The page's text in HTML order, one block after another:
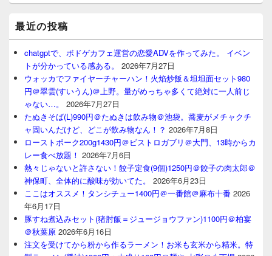
最近の投稿
chatgptで、ボドゲカフェ運営の恋愛ADVを作ってみた。 イベン
トが分かっている感ある。
2026年7月27日
ウォッカでファイヤーチャーハン！火焰炒飯＆坦坦面セット980
円＠翠雲(すいうん)＠上野。量がめっちゃ多くて絶対に一人前じ
ゃない…。
2026年7月27日
たぬきそば(L)990円＠たぬきは飲み物＠池袋。蕎麦がメチャクチ
ャ固いんだけど、どこが飲み物なん！？ 2026年7月8日
ローストポーク200g1430円＠ビストロガブリ＠大門、13時からカ
レー食べ放題！ 2026年7月6日
熱々じゃないと許さない！餃子定食(9個)1250円＠餃子の肉太郎＠
神保町、全体的に酸味が効いてた。
2026年6月23日
ここはオススメ！タンシチュー1400円＠一番館＠麻布十番 2026
年6月17日
豚すね煮込みセット(猪肘飯＝ジュージョウファン)1100円＠柏宴
＠秋葉原 2026年6月16日
注文を受けてから粉から作るラーメン！お米も玄米から精米。特